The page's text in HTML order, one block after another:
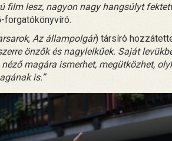
film lesz, nagyon nagy hangsúlyt
forgatókönyvíró.
, Az állampolgár) társíró
önzők és nagylelkűek. Saját
néző magára ismerhet, megütközhet,
is.”